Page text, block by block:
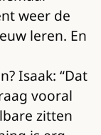
weer de
leren. En
Isaak: “Dat
vooral
zitten